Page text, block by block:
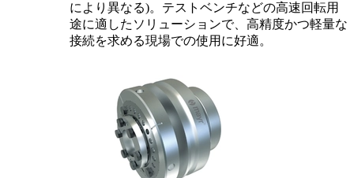
により異なる)。テストベンチなどの高速回転用
途に適したソリューションで、高精度かつ軽量な
接続を求める現場での使用に好適。